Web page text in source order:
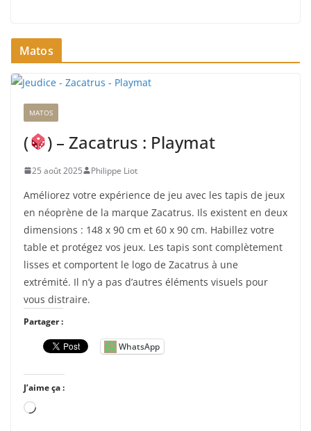
g
e
m
e
n
t
…
Matos
MATOS
( ) – Zacatrus : Playmat
25 août 2025 Philippe Liot
Améliorez votre expérience de jeu avec les tapis de jeux
en néoprène de la marque Zacatrus. Ils existent en deux
dimensions : 148 x 90 cm et 60 x 90 cm. Habillez votre
table et protégez vos jeux. Les tapis sont complètement
lisses et comportent le logo de Zacatrus à une
extrémité. Il n’y a pas d’autres éléments visuels pour
vous distraire.
Partager :
WhatsApp
J’aime ça :
C